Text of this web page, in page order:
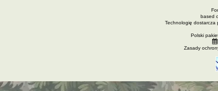
based
Technologię dostarcza
Polski
Zasady